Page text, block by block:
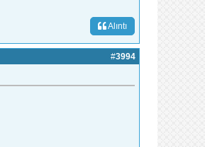
Alıntı
#3994